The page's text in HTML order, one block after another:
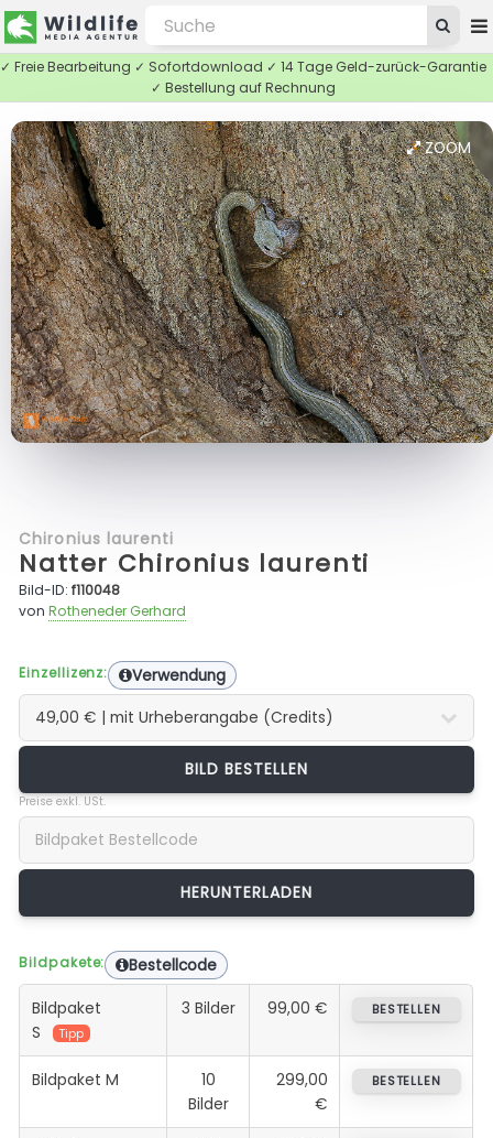
✓ Freie Bearbeitung ✓ Sofortdownload ✓ 14 Tage Geld-zurück-Garantie
✓ Bestellung auf Rechnung
ZOOM
Chironius laurenti
Natter Chironius laurenti
Bild-ID:f110048
vonRotheneder Gerhard
Einzellizenz: Verwendung
BILD BESTELLEN
Preise exkl. USt.
Bildpakete: Bestellcode
Bildpaket
S
Tipp
3 Bilder 99,00 € BESTELLEN
Bildpaket M
10
Bilder
299,00
€
BESTELLEN